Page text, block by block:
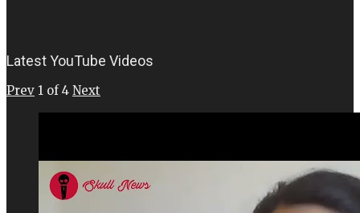
Latest YouTube Videos
Prev 1 of 4 Next